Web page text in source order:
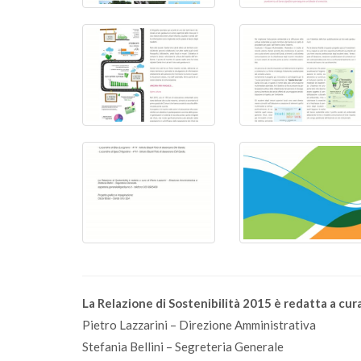
La Relazione di Sostenibilità 2015 è redatta a
Pietro Lazzarini – Direzione Amministrativa
Stefania Bellini – Segreteria Generale